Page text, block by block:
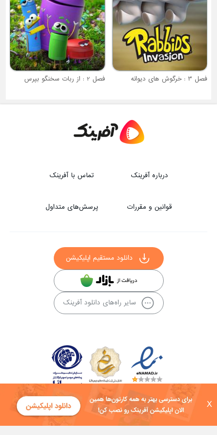
X
فصل 2 : از ربات سخنگو بپرس
درباره آفرینک تماس با آفرینک
قوانین و مقررات پرسش‌های متداول
دانلود مستقیم اپلیکیشن
سایر راه‌های دانلود آفرینک
کلیه حقوق این سایت به شرکت توسعه فناوی هفت آسمان توکان تعلق دارد و